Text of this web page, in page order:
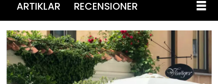
ARTIKLAR RECENSIONER